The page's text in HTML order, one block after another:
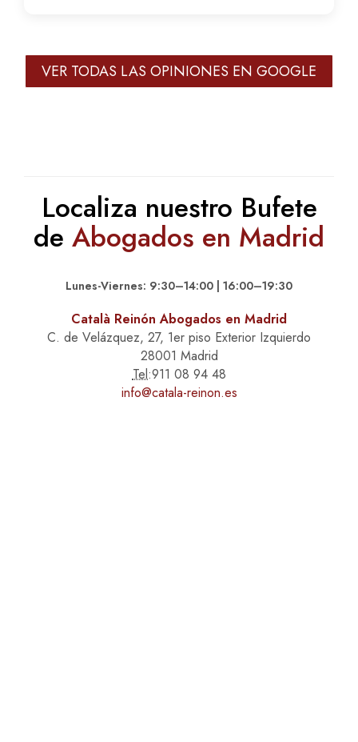
VER TODAS LAS OPINIONES EN GOOGLE
Localiza nuestro Bufete
de Abogados en Madrid
Lunes-Viernes: 9:30–14:00 | 16:00–19:30
Català Reinón Abogados en Madrid
C. de Velázquez, 27, 1er piso Exterior Izquierdo
28001 Madrid
Tel:911 08 94 48
info@catala-reinon.es